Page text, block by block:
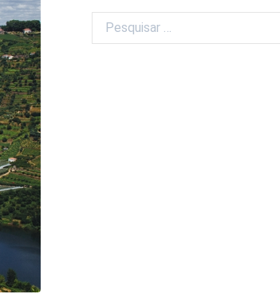
Buscar por: